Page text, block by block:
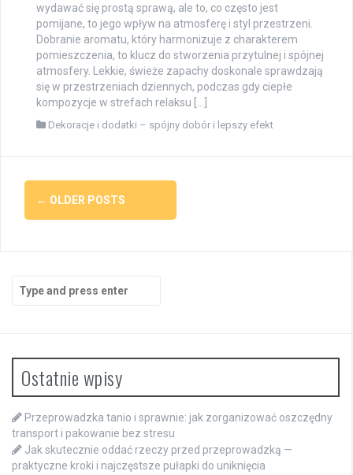
wydawać się prostą sprawą, ale to, co często jest
pomijane, to jego wpływ na atmosferę i styl przestrzeni.
Dobranie aromatu, który harmonizuje z charakterem
pomieszczenia, to klucz do stworzenia przytulnej i spójnej
atmosfery. Lekkie, świeże zapachy doskonale sprawdzają
się w przestrzeniach dziennych, podczas gdy ciepłe
kompozycje w strefach relaksu […]
Dekoracje i dodatki – spójny dobór i lepszy efekt
Posts
navigation
← OLDER POSTS
Search
for:
Ostatnie wpisy
Przeprowadzka tanio i sprawnie: jak zorganizować oszczędny
transport i pakowanie bez stresu
Jak skutecznie oddać rzeczy przed przeprowadzką —
praktyczne kroki i najczęstsze pułapki do uniknięcia